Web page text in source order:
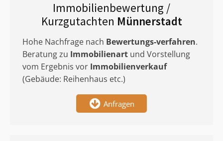
Immobilienbewertung /
Kurzgutachten Münnerstadt
Hohe Nachfrage nach Bewertungs-verfahren.
Beratung zu Immobilienart und Vorstellung
vom Ergebnis vor Immobilienverkauf
(Gebäude: Reihenhaus etc.)
Anfragen